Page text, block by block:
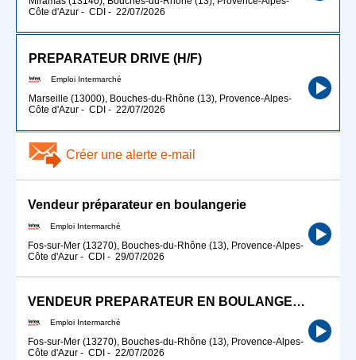
Côte d'Azur - CDI - 22/07/2026
PREPARATEUR DRIVE (H/F)
Emploi Intermarché
Marseille (13000), Bouches-du-Rhône (13), Provence-Alpes-
Côte d'Azur - CDI - 22/07/2026
Créer une alerte e-mail
Vendeur préparateur en boulangerie
Emploi Intermarché
Fos-sur-Mer (13270), Bouches-du-Rhône (13), Provence-Alpes-
Côte d'Azur - CDI - 29/07/2026
VENDEUR PREPARATEUR EN BOULANGERIE
Emploi Intermarché
Fos-sur-Mer (13270), Bouches-du-Rhône (13), Provence-Alpes-
Côte d'Azur - CDI - 22/07/2026